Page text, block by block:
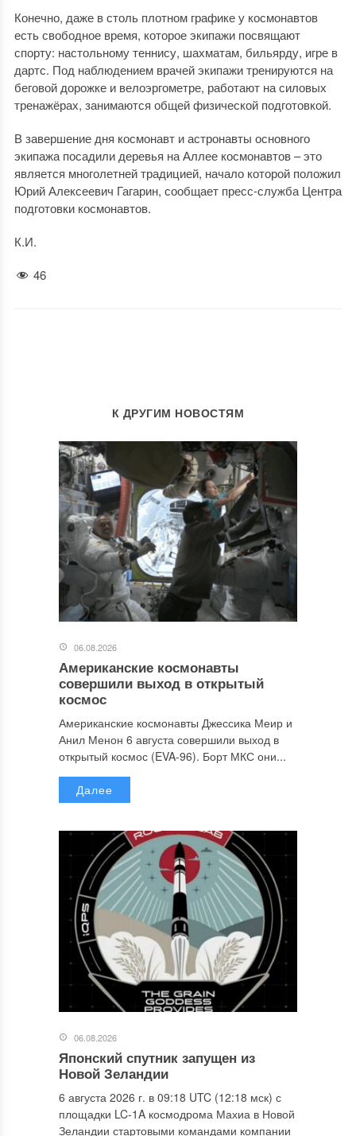
Конечно, даже в столь плотном графике у космонавтов
есть свободное время, которое экипажи посвящают
спорту: настольному теннису, шахматам, бильярду, игре в
дартс. Под наблюдением врачей экипажи тренируются на
беговой дорожке и велоэргометре, работают на силовых
тренажёрах, занимаются общей физической подготовкой.
В завершение дня космонавт и астронавты основного
экипажа посадили деревья на Аллее космонавтов – это
является многолетней традицией, начало которой положил
Юрий Алексеевич Гагарин, сообщает пресс-служба Центра
подготовки космонавтов.
К.И.
46
К ДРУГИМ НОВОСТЯМ
06.08.2026
Американские космонавты
совершили выход в открытый
космос
Американские космонавты Джессика Меир и
Анил Менон 6 августа совершили выход в
открытый космос (EVA-96). Борт МКС они...
Далее
06.08.2026
Японский спутник запущен из
Новой Зеландии
6 августа 2026 г. в 09:18 UTC (12:18 мск) с
площадки LC-1A космодрома Махиа в Новой
Зеландии стартовыми командами компании